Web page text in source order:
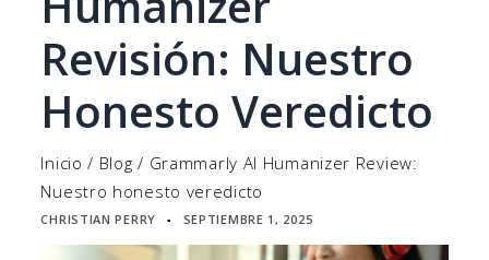
Revisión: Nuestro
Honesto Veredicto
Inicio / Blog / Grammarly AI Humanizer Review:
Nuestro honesto veredicto
CHRISTIAN PERRY ▪ SEPTIEMBRE 1, 2025